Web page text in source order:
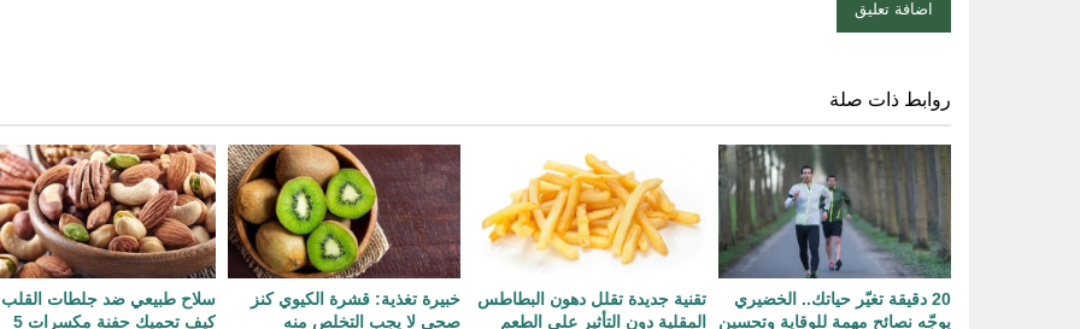
روابط ذات صلة
20 دقيقة تغيّر حياتك.. الخضيري
يوجّه نصائح مهمة للوقاية وتحسين
تقنية جديدة تقلل دهون البطاطس
المقلية دون التأثير على الطعم
خبيرة تغذية: قشرة الكيوي كنز
صحي لا يجب التخلص منه
سلاح طبيعي ضد جلطات
كيف تحميك حفنة مكسرات 5